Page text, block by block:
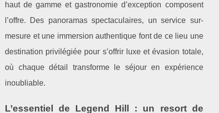
haut de gamme et gastronomie d’exception composent
l’offre. Des panoramas spectaculaires, un service sur-
mesure et une immersion authentique font de ce lieu une
destination privilégiée pour s’offrir luxe et évasion totale,
où chaque détail transforme le séjour en expérience
inoubliable.
L’essentiel de Legend Hill : un resort de